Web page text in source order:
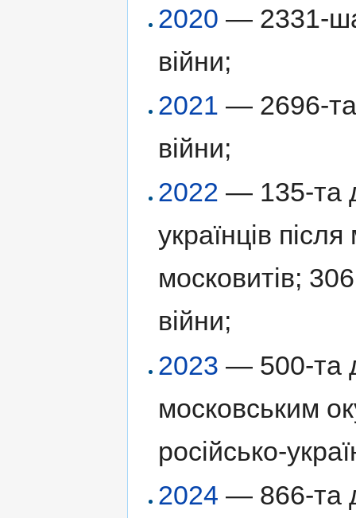
2020 — 2331-ша
війни;
2021 — 2696-та
війни;
2022 — 135-та
українців
московитів;
війни;
2023 — 500-та
московським
російсько-
2024 — 866-та